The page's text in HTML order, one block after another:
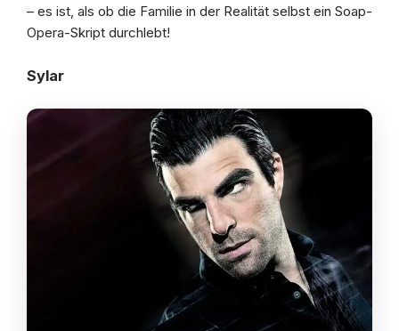
– es ist, als ob die Familie in der Realität selbst ein Soap-
Opera-Skript durchlebt!
Sylar